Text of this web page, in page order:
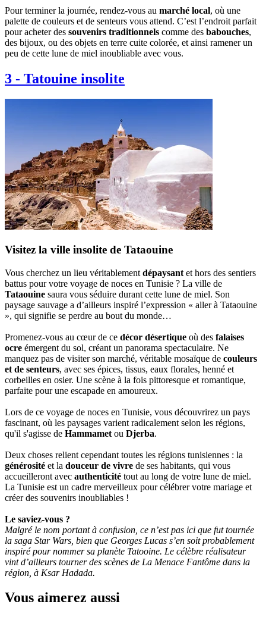
Pour terminer la journée, rendez-vous au marché local, où une
palette de couleurs et de senteurs vous attend. C’est l’endroit parfait
pour acheter des souvenirs traditionnels comme des babouches,
des bijoux, ou des objets en terre cuite colorée, et ainsi ramener un
peu de cette lune de miel inoubliable avec vous.
3 - Tatouine insolite
Visitez la ville insolite de Tataouine
Vous cherchez un lieu véritablement dépaysant et hors des sentiers
battus pour votre voyage de noces en Tunisie ? La ville de
Tataouine saura vous séduire durant cette lune de miel. Son
paysage sauvage a d’ailleurs inspiré l’expression « aller à Tataouine
», qui signifie se perdre au bout du monde…
Promenez-vous au cœur de ce décor désertique où des falaises
ocre émergent du sol, créant un panorama spectaculaire. Ne
manquez pas de visiter son marché, véritable mosaïque de couleurs
et de senteurs, avec ses épices, tissus, eaux florales, henné et
corbeilles en osier. Une scène à la fois pittoresque et romantique,
parfaite pour une escapade en amoureux.
Lors de ce voyage de noces en Tunisie, vous découvrirez un pays
fascinant, où les paysages varient radicalement selon les régions,
qu'il s'agisse de Hammamet ou Djerba.
Deux choses relient cependant toutes les régions tunisiennes : la
générosité et la douceur de vivre de ses habitants, qui vous
accueilleront avec authenticité tout au long de votre lune de miel.
La Tunisie est un cadre merveilleux pour célébrer votre mariage et
créer des souvenirs inoubliables !
Le saviez-vous ?
Malgré le nom portant à confusion, ce n’est pas ici que fut tournée
la saga Star Wars, bien que Georges Lucas s’en soit probablement
inspiré pour nommer sa planète Tatooine. Le célèbre réalisateur
vint d’ailleurs tourner des scènes de La Menace Fantôme dans la
région, à Ksar Hadada.
Vous aimerez aussi